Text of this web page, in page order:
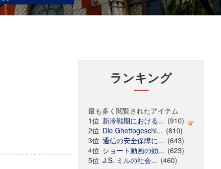
ランキング
最も多く閲覧されたアイテム
1位 新冷戦期における... (910)
2位 Die Ghettogeschi... (810)
3位 通信の安全保障に... (643)
4位 ショート動画の効... (623)
5位 J.S. ミルの社会... (460)